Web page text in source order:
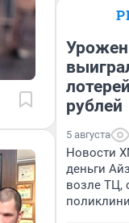
рублей
5 августа
Новости
деньги
возле ТЦ,